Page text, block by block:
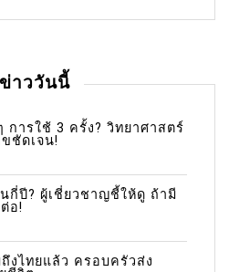
ข่าววันนี้
ารใช้ 3 ครั้ง? วิทยาศาสตร์
ชัดเจน!
กี่ปี? ผู้เชี่ยวชาญชี้ให้ดู ถ้ามี
อ!
งไทยแล้ว ครอบครัวส่ง